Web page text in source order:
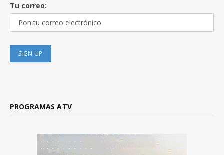
Tu correo:
PROGRAMAS ATV